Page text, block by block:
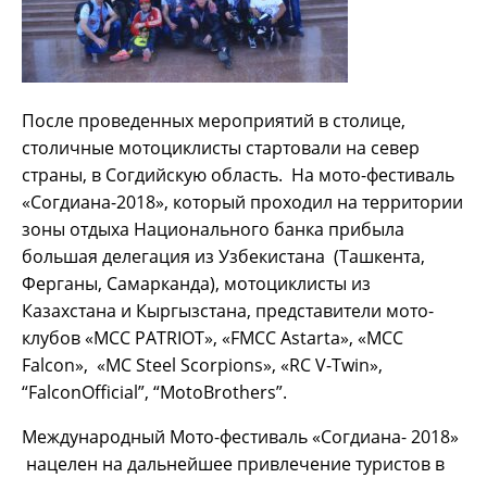
После проведенных мероприятий в столице,
столичные мотоциклисты стартовали на север
страны, в Согдийскую область. На мото-фестиваль
«Согдиана-2018», который проходил на территории
зоны отдыха Национального банка прибыла
большая делегация из Узбекистана (Ташкента,
Ферганы, Самарканда), мотоциклисты из
Казахстана и Кыргызстана, представители мото-
клубов «MCC PATRIOT», «FMCC Astarta», «MCC
Falcon», «MC Steel Scorpions», «RC V-Twin»,
“FalconOfficial”, “MotoBrothers”.
Международный Мото-фестиваль «Согдиана- 2018»
нацелен на дальнейшее привлечение туристов в